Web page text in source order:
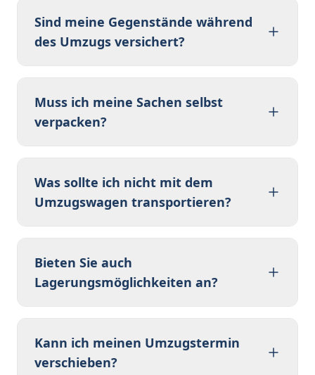
Sind meine Gegenstände während
des Umzugs versichert?
Muss ich meine Sachen selbst
verpacken?
Was sollte ich nicht mit dem
Umzugswagen transportieren?
Bieten Sie auch
Lagerungsmöglichkeiten an?
Kann ich meinen Umzugstermin
verschieben?